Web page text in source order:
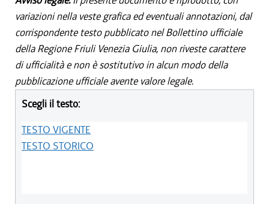
variazioni nella veste grafica ed eventuali annotazioni, dal
corrispondente testo pubblicato nel Bollettino ufficiale
della Regione Friuli Venezia Giulia, non riveste carattere
di ufficialità e non è sostitutivo in alcun modo della
pubblicazione ufficiale avente valore legale.
Scegli il testo:
TESTO VIGENTE
TESTO STORICO